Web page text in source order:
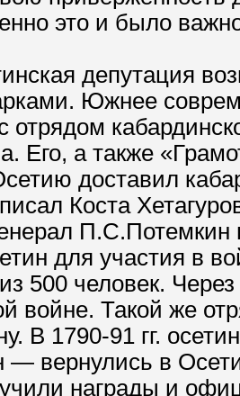
это и было
депутация
Южнее
отрядом
Его, а также
доставил
Коста
для участия в
500 человек.
войне. Такой же
В 1790-91 гг.
— вернулись в
награды и